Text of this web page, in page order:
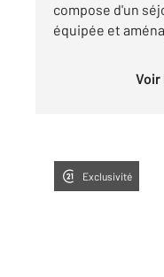
compose d'un
équipée et
Exclusivité